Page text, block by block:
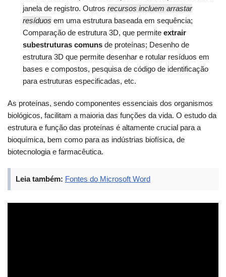
janela de registro. Outros recursos incluem arrastar
resíduos em uma estrutura baseada em sequência;
Comparação de estrutura 3D, que permite extrair
subestruturas comuns de proteínas; Desenho de
estrutura 3D que permite desenhar e rotular resíduos em
bases e compostos, pesquisa de código de identificação
para estruturas especificadas, etc.
As proteínas, sendo componentes essenciais dos organismos
biológicos, facilitam a maioria das funções da vida. O estudo da
estrutura e função das proteínas é altamente crucial para a
bioquímica, bem como para as indústrias biofísica, de
biotecnologia e farmacêutica.
Leia também: Fontes do Microsoft Word